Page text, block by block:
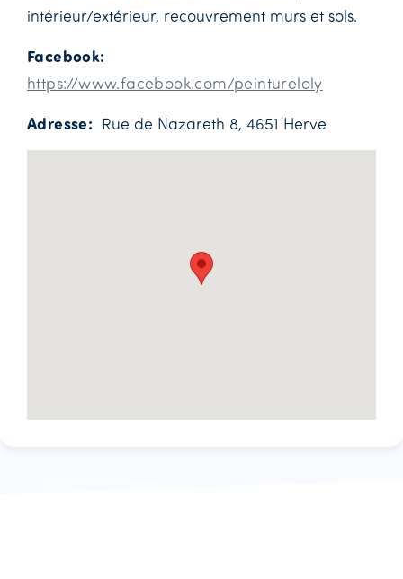
intérieur/extérieur, recouvrement murs et sols.
Facebook
https://www.facebook.com/peintureloly
Adresse Rue de Nazareth 8, 4651 Herve